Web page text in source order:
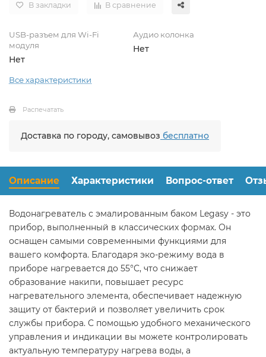
В закладки В сравнение
USB-разъем для Wi-Fi
модуля
Нет
Аудио колонка
Нет
Все характеристики
Распечатать
Доставка по городу, самовывоз бесплатно
Описание Характеристики Вопрос-ответ
Водонагреватель с эмалированным баком Legasy - это
прибор, выполненный в классических формах. Он
оснащен самыми современными функциями для
вашего комфорта. Благодаря эко-режиму вода в
приборе нагревается до 55°C, что снижает
образование накипи, повышает ресурс
нагревательного элемента, обеспечивает надежную
защиту от бактерий и позволяет увеличить срок
службы прибора. C помощью удобного механического
управления и индикации вы можете контролировать
актуальную температуру нагрева воды, а